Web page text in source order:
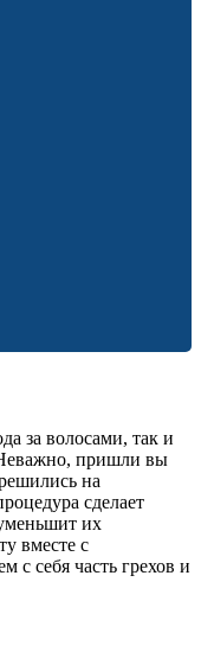
за волосами, так и
пришли вы
на
сделает
их
вместе с
себя часть грехов и